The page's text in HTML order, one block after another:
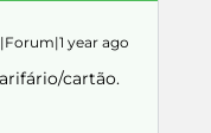
year ago
cartão.